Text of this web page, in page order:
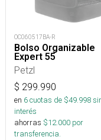
OC060517BA-R
Bolso Organizable
Expert 55
Petzl
$ 299.990
en 6cuotas de $49.998
interés
ahorras $12.000 por
transferencia.